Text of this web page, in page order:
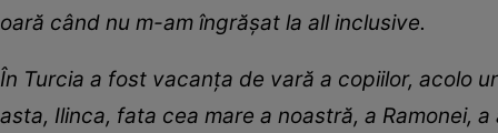
oară când nu m-am îngrășat la all inclusive.
În Turcia a fost vacanța de vară a copiilor, acolo
asta, Ilinca, fata cea mare a noastră, a Ramonei,